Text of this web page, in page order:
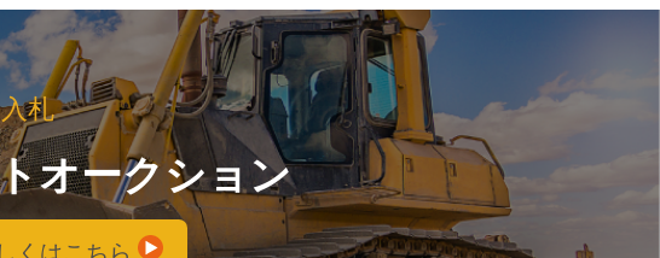
札
オークション
くはこちら